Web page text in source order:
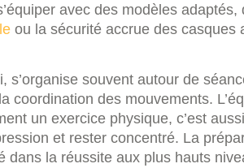
avec des modèles
ou la sécurité accrue des casques
s’organise souvent autour de
coordination des mouvements.
un exercice physique, c’est
et rester concentré. La
dans la réussite aux plus hauts